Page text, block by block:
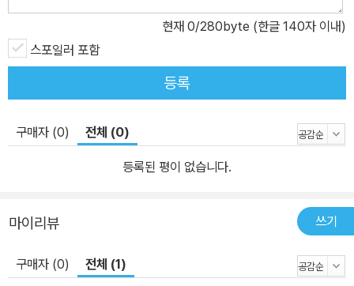
도 새롭고 행복한 삶을 꿈꾸지만, 그렇게 살기 위해서는 무엇을 행해
야 할지, 어떻게 자신과 자신의 친지들의 내면 깊숙이 자리하고 있는
두려움과 노예근성에서 벗어나게 해야 할지에 대한 구체적인 방법을
자였다. 체호프는 평범한 일상생활을 살아가는 민중들의 묘사를 통해
서 동시대 삶의 복잡성을 심도 있게 전달하였다. 그는 어떤 교리나 철
학을 분명하게 주장하지 않았지만, 그의 작품들에는 의미 있는 생각
들과 도덕적인 내용들이 가득하였고, 예술적인 면에서도 완성된 작품
대해 다시 생각하도록 하고, 인간의 가치에 대한 믿음을 더욱 강화시
켜 준다. 체호프의 희곡은 사회적일 뿐만 아니라 복잡한 내면의 심리
적인 갈등을 묘사하고 있다. 그의 희곡의 줄거리는 단순하지만, 무대
에서 연출되는 공연의 내용은 모든 것이 일상의 삶처럼 복잡하기도
현재 0/280byte (한글 140자 이내)
스포일러 포함
등록
구매자 (0) 전체 (0)
등록된 평이 없습니다.
마이리뷰 쓰기
구매자 (0) 전체 (1)